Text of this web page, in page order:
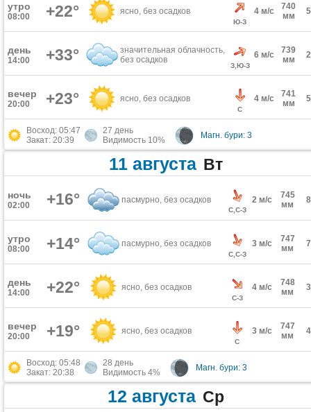
утро
08:00 +22° ясно, без осадков
Ю-З
4 м/с
740
мм
день
14:00 +33°
значительная облачность,
без осадков
З,Ю-З
6 м/с
739
мм
вечер
20:00 +23° ясно, без осадков
С
4 м/с
741
мм
Восход: 05:47
Закат: 20:39
27 день
Видимость 10%
Магн. бури: 3
11 августа Вт
ночь
02:00 +16° пасмурно, без осадков
С,С-З
2 м/с
745
мм
утро
08:00 +14° пасмурно, без осадков
С,С-З
3 м/с
747
мм
день
14:00 +22° ясно, без осадков
С-З
4 м/с
748
мм
вечер
20:00 +19° ясно, без осадков
С
3 м/с
747
мм
Восход: 05:48
Закат: 20:38
28 день
Видимость 4%
Магн. бури: 3
12 августа Ср